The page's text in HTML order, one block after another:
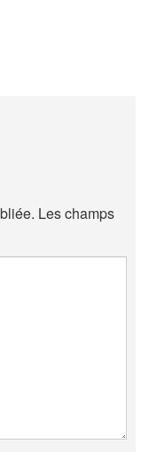
Les champs